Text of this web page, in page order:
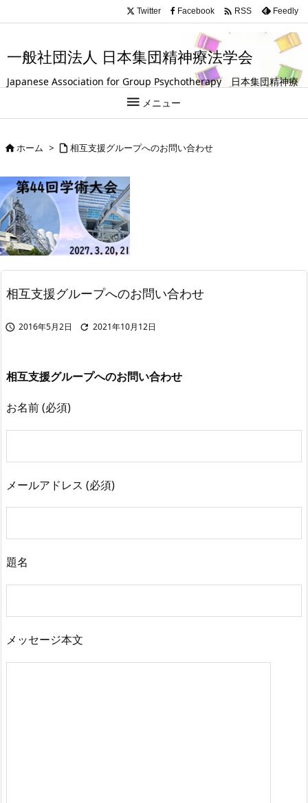
.entry-title, #front-page-title { text-align: left; }
一般社団法人 日本集団精神療法学会
Japanese Association for Group Psychotherapy 日本集団精神療
法学会は、グループ（集団）を活用して人の成長や回復を支援する
試みを探求している学会です。
 メニュー
Twitter Facebook  RSS Feedly
ホーム >  相互支援グループへのお問い合わせ
相互支援グループへのお問い合わせ
 2016年5月2日  2021年10月12日
相互支援グループへのお問い合わせ
お名前 (必須)
メールアドレス (必須)
題名
メッセージ本文